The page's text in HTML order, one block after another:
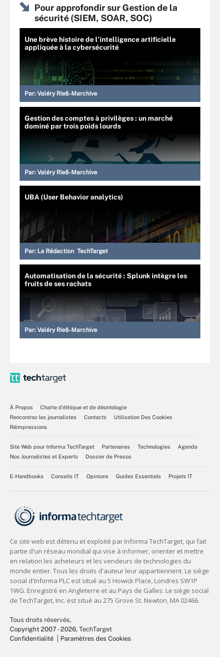
Pour approfondir sur Gestion de la
sécurité (SIEM, SOAR, SOC)
Une brève histoire de l’intelligence artificielle
appliquée à la cybersécurité
Par: Valéry Rieß-Marchive
Gestion des comptes à privilèges : un marché
dominé par trois poids lourds
Par: Valéry Rieß-Marchive
UBA (User Behavior analytics)
Par: La Rédaction TechTarget
Automatisation de la sécurité : Splunk intègre les
fruits de ses rachats
Par: Valéry Rieß-Marchive
À Propos
Charte d’éthique et de déontologie
Rencontrez les journalistes
Contacts
Utilisation Des Cookies
Réimpressions
Site Web pour Informa TechTarget Partenaires Technologies
Agenda
Nos Journalistes et Experts
Dossier de Presse
E-Handbooks Conseils IT Opinions Guides Essentiels Projets IT
Tous droits réservés,
Copyright 2007 - 2026, TechTarget
Confidentialité
Paramètres des Cookies